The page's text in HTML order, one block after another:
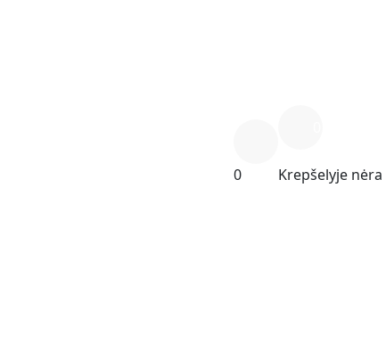
0 Krepšelyje